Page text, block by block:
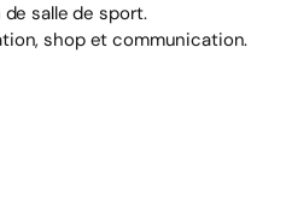
salle de sport.
shop et communication.